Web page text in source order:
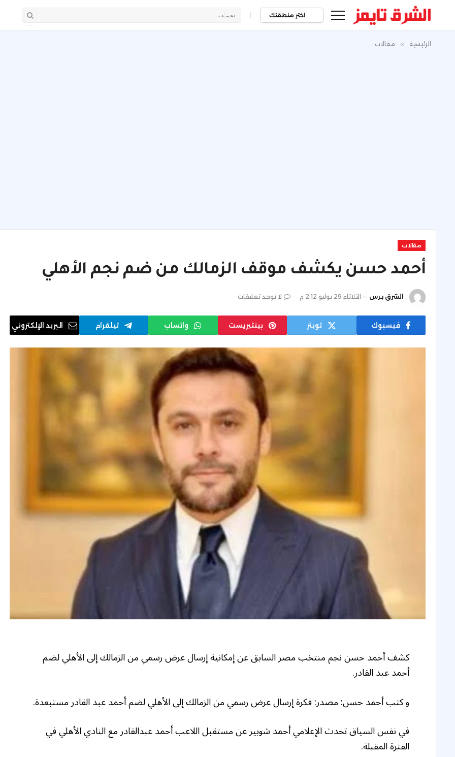
اختر منطقتك |
الرئيسية » مقالات
مقالات
أحمد حسن يكشف موقف الزمالك من ضم نجم الأهلي
الشرق برس الثلاثاء 29 يوليو 2:12 م لا توجد تعليقات
فيسبوك تويتر بينتيريست واتساب تيلقرام البريد الإلكتروني
كشف أحمد حسن نجم منتخب مصر السابق عن إمكانية إرسال عرض رسمي من الزمالك إلى الأهلي لضم
أحمد عبد القادر.
و كتب أحمد حسن: مصدر: فكرة إرسال عرض رسمي من الزمالك إلى الأهلي لضم أحمد عبد القادر مستبعدة.
في نفس السياق تحدث الإعلامي أحمد شوبير عن مستقبل اللاعب أحمد عبدالقادر مع النادي الأهلي في
الفترة المقبلة.